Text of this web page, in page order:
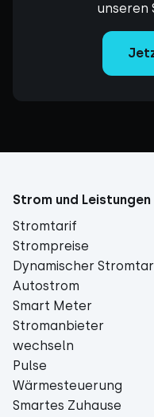
unseren
Strom und Leistungen
Stromtarif
Strompreise
Dynamischer
Autostrom
Smart Meter
Stromanbieter
wechseln
Pulse
Wärmesteuerung
Smartes Zuhause